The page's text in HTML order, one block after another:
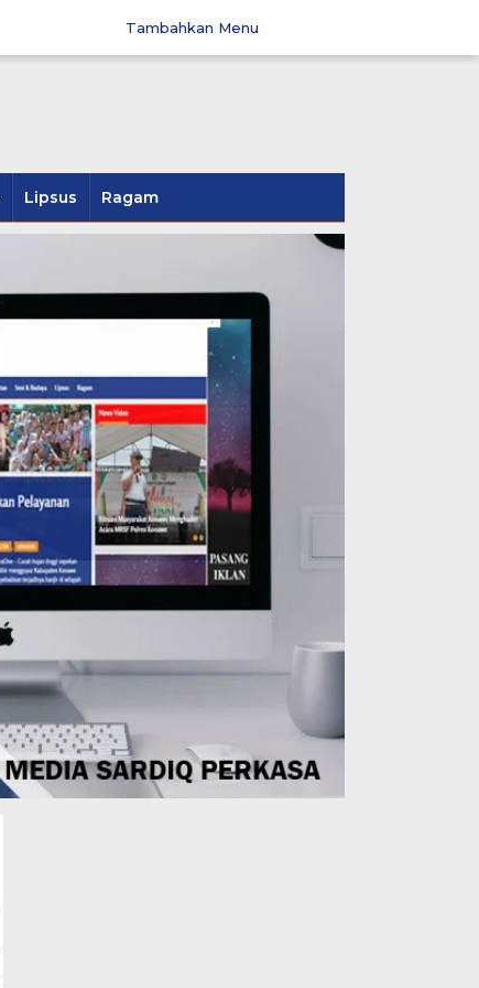
Tambahkan Menu
Lipsus Ragam